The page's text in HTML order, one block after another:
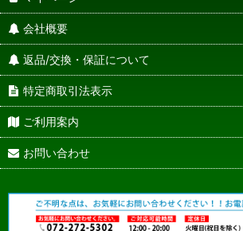
会社概要
返品/交換・保証について
特定商取引法表示
ご利用案内
お問い合わせ